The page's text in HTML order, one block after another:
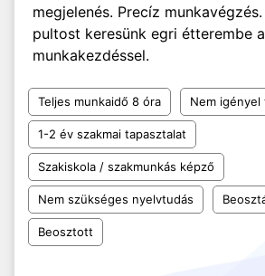
megjelenés. Precíz
pultost keresünk egri étterembe
munkakezdéssel.
Teljes munkaidő 8 óra Nem igényel
1-2 év szakmai tapasztalat
Szakiskola / szakmunkás képző
Nem szükséges nyelvtudás
Beosztott